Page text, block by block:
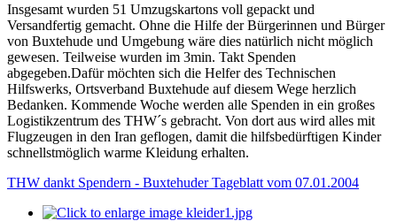
Insgesamt wurden 51 Umzugskartons voll gepackt und
Versandfertig gemacht. Ohne die Hilfe der Bürgerinnen und Bürger
von Buxtehude und Umgebung wäre dies natürlich nicht möglich
gewesen. Teilweise wurden im 3min. Takt Spenden
abgegeben.Dafür möchten sich die Helfer des Technischen
Hilfswerks, Ortsverband Buxtehude auf diesem Wege herzlich
Bedanken. Kommende Woche werden alle Spenden in ein großes
Logistikzentrum des THW´s gebracht. Von dort aus wird alles mit
Flugzeugen in den Iran geflogen, damit die hilfsbedürftigen Kinder
schnellstmöglich warme Kleidung erhalten.
THW dankt Spendern - Buxtehuder Tageblatt vom 07.01.2004